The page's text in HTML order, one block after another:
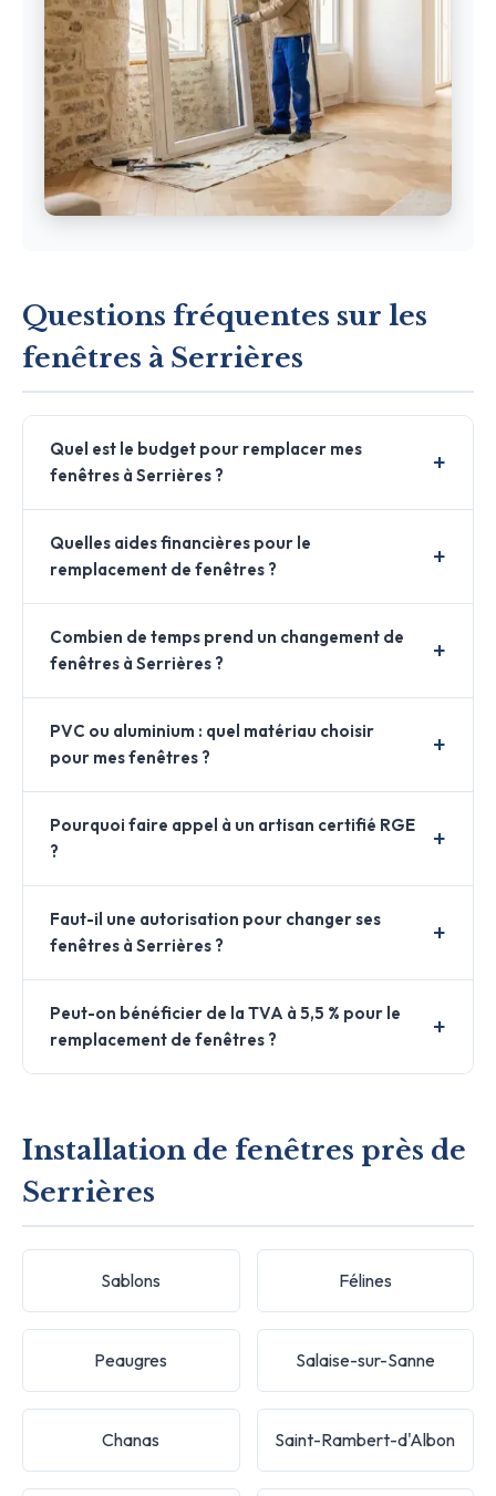
Questions fréquentes sur les
fenêtres à Serrières
Quel est le budget pour remplacer mes
fenêtres à Serrières ?
Quelles aides financières pour le
remplacement de fenêtres ?
Combien de temps prend un changement de
fenêtres à Serrières ?
PVC ou aluminium : quel matériau choisir
pour mes fenêtres ?
Pourquoi faire appel à un artisan certifié RGE
?
Faut-il une autorisation pour changer ses
fenêtres à Serrières ?
Peut-on bénéficier de la TVA à 5,5 % pour le
remplacement de fenêtres ?
Installation de fenêtres près de
Serrières
Sablons Félines
Peaugres Salaise-sur-Sanne
Chanas Saint-Rambert-d'Albon